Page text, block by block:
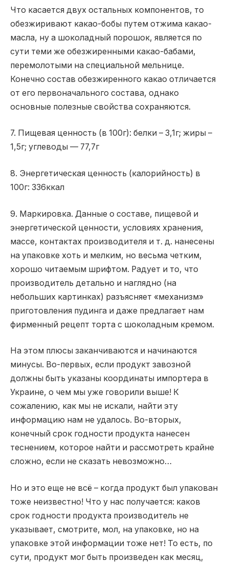
Что касается двух остальных компонентов, то
обезжиривают какао-бобы путем отжима какао-
масла, ну а шоколадный порошок, является по
сути теми же обезжиренными какао-бабами,
перемолотыми на специальной мельнице.
Конечно состав обезжиренного какао отличается
от его первоначального состава, однако
основные полезные свойства сохраняются.
7. Пищевая ценность (в 100г): белки – 3,1г; жиры –
1,5г; углеводы — 77,7г
8. Энергетическая ценность (калорийность) в
100г: 336ккал
9. Маркировка. Данные о составе, пищевой и
энергетической ценности, условиях хранения,
массе, контактах производителя и т. д. нанесены
на упаковке хоть и мелким, но весьма четким,
хорошо читаемым шрифтом. Радует и то, что
производитель детально и наглядно (на
небольших картинках) разъясняет «механизм»
приготовления пудинга и даже предлагает нам
фирменный рецепт торта с шоколадным кремом.
На этом плюсы заканчиваются и начинаются
минусы. Во-первых, если продукт завозной
должны быть указаны координаты импортера в
Украине, о чем мы уже говорили выше! К
сожалению, как мы не искали, найти эту
информацию нам не удалось. Во-вторых,
конечный срок годности продукта нанесен
теснением, которое найти и рассмотреть крайне
сложно, если не сказать невозможно…
Но и это еще не всё – когда продукт был упакован
тоже неизвестно! Что у нас получается: каков
срок годности продукта производитель не
указывает, смотрите, мол, на упаковке, но на
упаковке этой информации тоже нет! То есть, по
сути, продукт мог быть произведен как месяц,